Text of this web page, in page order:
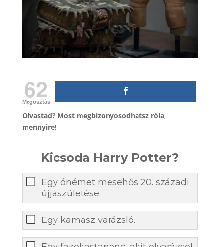
62
Megosztás
Olvastad? Most megbizonyosodhatsz róla,
mennyire!
Kicsoda Harry Potter?
Egy ónémet mesehős 20. századi
újjászületése.
Egy kamasz varázsló.